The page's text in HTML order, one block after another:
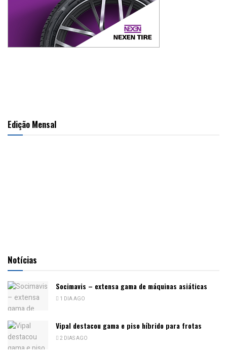
Edição Mensal
Notícias
Socimavis – extensa gama de máquinas asiáticas
1 DIA AGO
Vipal destacou gama e piso híbrido para frotas
2 DIAS AGO